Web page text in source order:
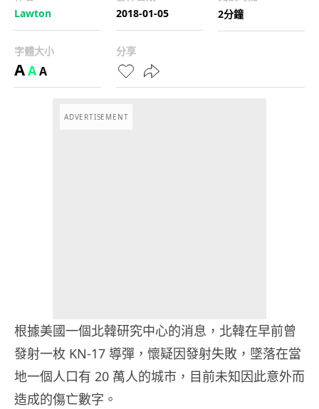
Lawton
2018-01-05
2分鐘
字體大小
AAA
分享
ADVERTISEMENT
根據美國一個北韓研究中心的消息，北韓在早前曾
發射一枚 KN-17 導彈，懷疑因發射失敗，墜落在當
地一個人口有 20 萬人的城市，目前未知因此意外而
造成的傷亡數字。